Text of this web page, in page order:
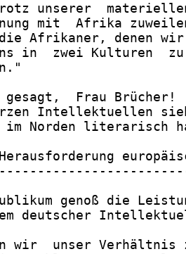
unserer
mit  Afrika
Afrikaner, denen
in  zwei Kulturen
gesagt,  Frau Brücher!
Intellektuellen
im Norden literarisch
genoß die
deutscher
wir  unser Verhältnis